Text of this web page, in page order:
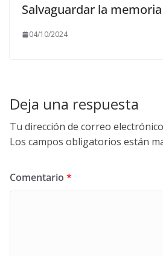
Salvaguardar la
04/10/2024
Deja una respuesta
Tu dirección de correo
Los campos obligatorios están
Comentario *